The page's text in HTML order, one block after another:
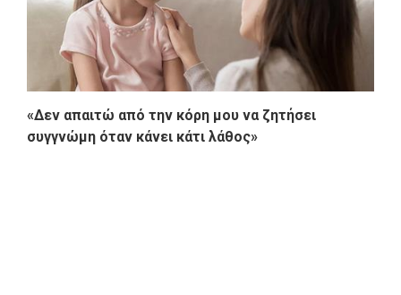
«Δεν απαιτώ από την κόρη μου να ζητήσει
συγγνώμη όταν κάνει κάτι λάθος»